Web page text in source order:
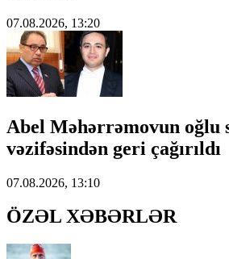
07.08.2026, 13:20
Abel Məhərrəmovun oğlu
vəzifəsindən geri çağırıldı
07.08.2026, 13:10
ÖZƏL XƏBƏRLƏR